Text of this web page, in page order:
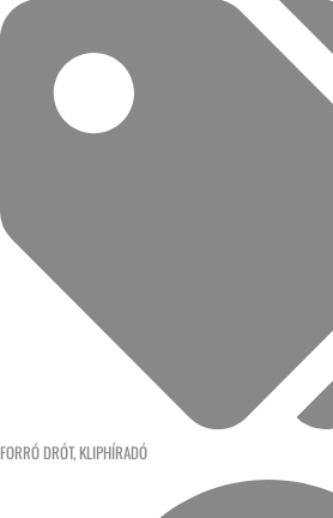
FORRÓ DRÓT, KLIPHÍRADÓ